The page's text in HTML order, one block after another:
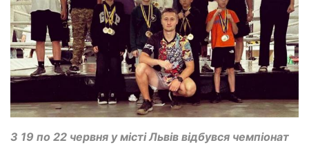
З 19 по 22 червня у місті Львів відбувся чемпіонат